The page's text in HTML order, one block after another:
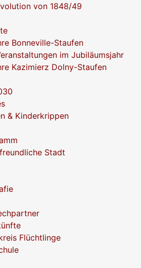
von 1848/49
Bonneville-Staufen
im Jubiläumsjahr
Kazimierz Dolny-Staufen
& Kinderkrippen
Stadt
Flüchtlinge